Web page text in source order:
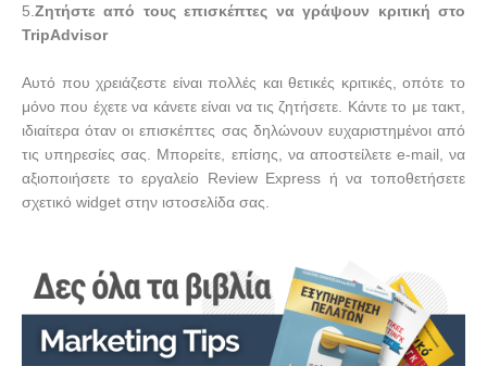
5. Ζητήστε από τους επισκέπτες να γράψουν κριτική στο
TripAdvisor
Αυτό που χρειάζεστε είναι πολλές και θετικές κριτικές, οπότε το
μόνο που έχετε να κάνετε είναι να τις ζητήσετε. Κάντε το με τακτ,
ιδιαίτερα όταν οι επισκέπτες σας δηλώνουν ευχαριστημένοι από
τις υπηρεσίες σας. Μπορείτε, επίσης, να αποστείλετε e-mail , να
αξιοποιήσετε το εργαλείο Review Express ή να τοποθετήσετε
σχετικό widget στην ιστοσελίδα σας.